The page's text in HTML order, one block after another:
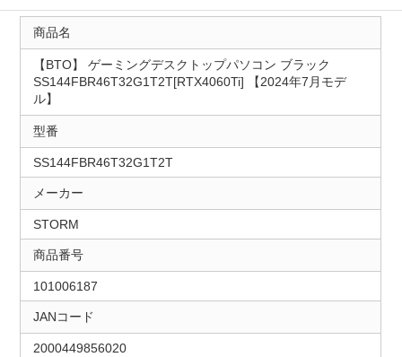
商品名
【BTO】 ゲーミングデスクトップパソコン ブラック
SS144FBR46T32G1T2T[RTX4060Ti] 【2024年7月モデ
ル】
型番
SS144FBR46T32G1T2T
メーカー
STORM
商品番号
101006187
JANコード
2000449856020